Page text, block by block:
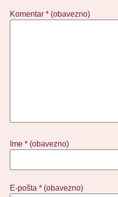
Komentar * (obavezno)
Ime * (obavezno)
E-pošta * (obavezno)